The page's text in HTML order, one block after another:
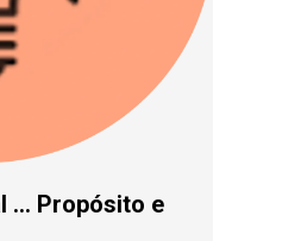
… Propósito e